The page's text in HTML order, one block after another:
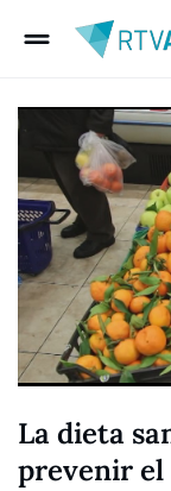
drag_handle
La dieta
prevenir el